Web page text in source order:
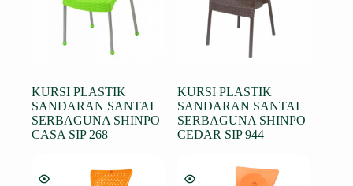
KURSI PLASTIK
SANDARAN SANTAI
SERBAGUNA SHINPO
CASA SIP 268
KURSI PLASTIK
SANDARAN SANTAI
SERBAGUNA SHINPO
CEDAR SIP 944